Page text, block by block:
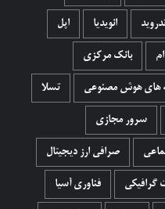
انویدیا اپل
بانک مرکزی
های هوش مصنوعی تسلا
سرور مجازی
صرافی ارز دیجیتال
گرافيکی فناوری آسیا